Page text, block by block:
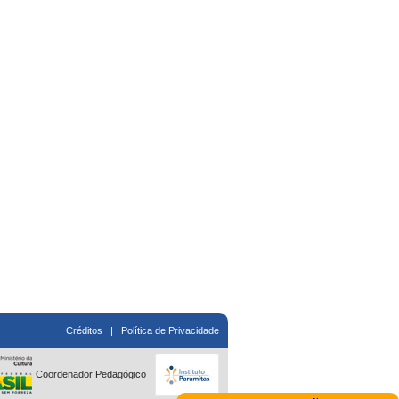
Créditos | Política de Privacidade
Coordenador Pedagógico